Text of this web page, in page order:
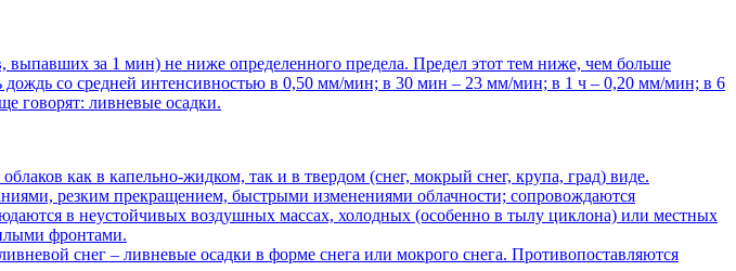
за 1 мин) не ниже определенного предела. Предел этот тем ниже, чем больше
со средней интенсивностью в 0,50 мм/мин; в 30 мин – 23 мм/мин; в 1 ч – 0,20 мм/мин; в 6
говорят: ливневые осадки.
как в капельно-жидком, так и в твердом (снег, мокрый снег, крупа, град) виде.
резким прекращением, быстрыми изменениями облачности; сопровождаются
в неустойчивых воздушных массах, холодных (особенно в тылу циклона) или местных
фронтами.
снег – ливневые осадки в форме снега или мокрого снега. Противопоставляются